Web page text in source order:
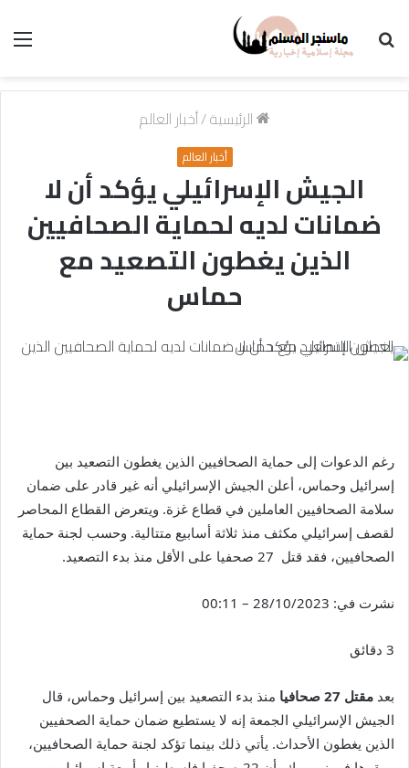
الرئيسية/أخبار العالم
أخبار العالم
الجيش الإسرائيلي يؤكد أن لا
ضمانات لديه لحماية الصحافيين
الذين يغطون التصعيد مع
حماس
رغم الدعوات إلى حماية الصحافيين الذين يغطون التصعيد بين
إسرائيل وحماس، أعلن الجيش الإسرائيلي أنه غير قادر على ضمان
سلامة الصحافيين العاملين في قطاع غزة. ويتعرض القطاع المحاصر
لقصف إسرائيلي مكثف منذ ثلاثة أسابيع متتالية. وحسب لجنة حماية
الصحافيين، فقد قتل 27 صحفيا على الأقل منذ بدء التصعيد.
نشرت في: 28/10/2023 – 00:11
3 دقائق
بعد مقتل 27 صحافيا
منذ بدء التصعيد بين إسرائيل وحماس، قال
الجيش الإسرائيلي الجمعة إنه لا يستطيع ضمان حماية الصحفيين
الذين يغطون الأحداث. يأتي ذلك بينما تؤكد لجنة حماية الصحافيين،